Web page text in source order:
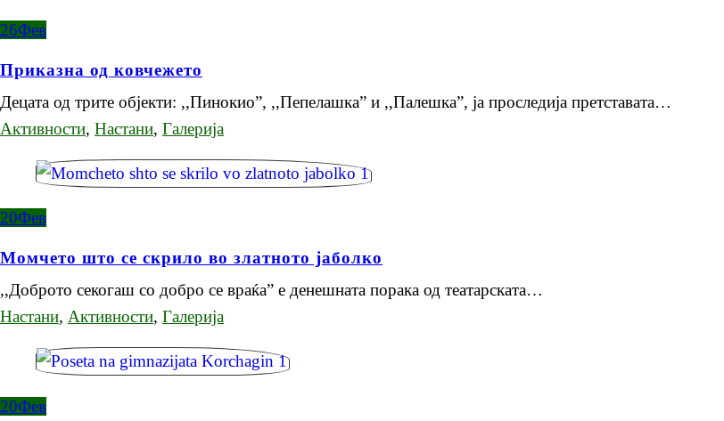
26Фев
Приказна од ковчежето
Децата од трите објекти: ,,Пинокио”, ,,Пепелашка” и ,,Палешка”, ја проследија претставата…
Активности, Настани, Галерија
20Фев
Момчето што се скрило во златното јаболко
,,Доброто секогаш со добро се враќа” е денешната порака од театарската…
Настани, Активности, Галерија
20Фев